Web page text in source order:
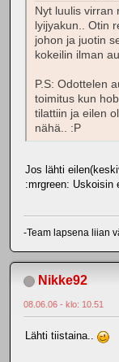
Nyt luulis virran
lyijyakun.. Otin
johon ja juotin
kokeilin ilman
P.S: Odottelen
toimitus kun
tilattiin ja eilen
nähä.. :P
Jos lähti
:mrgreen: Uskoisin
-Team lapsena liian
Nikke92
08.06.06 - klo: 10.51
Lähti tiistaina..